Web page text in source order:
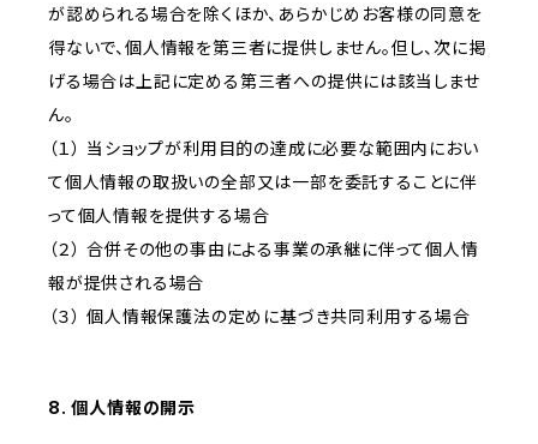
が認められる場合を除くほか、あらかじめお客様の同意を
得ないで、個人情報を第三者に提供しません。但し、次に掲
げる場合は上記に定める第三者への提供には該当しませ
ん。
（１） 当ショップが利用目的の達成に必要な範囲内におい
て個人情報の取扱いの全部又は一部を委託することに伴
って個人情報を提供する場合
（２） 合併その他の事由による事業の承継に伴って個人情
報が提供される場合
（３） 個人情報保護法の定めに基づき共同利用する場合
8. 個人情報の開示